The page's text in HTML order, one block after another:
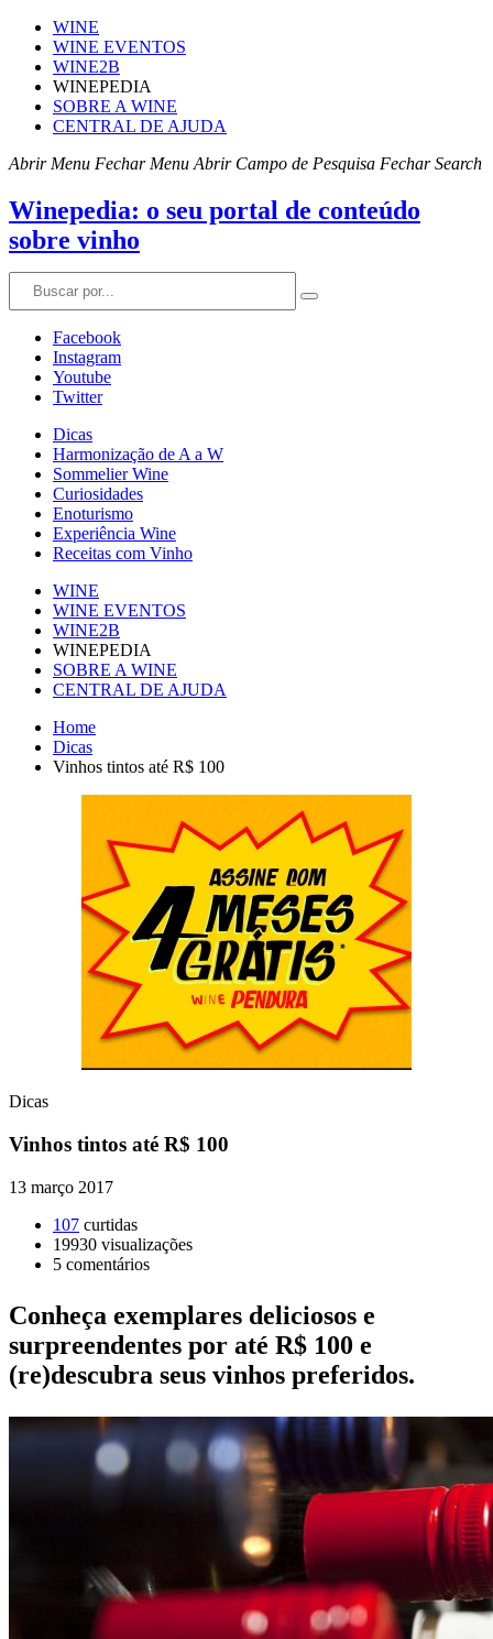
WINE
WINE EVENTOS
WINE2B
WINEPEDIA
SOBRE A WINE
CENTRAL DE AJUDA
Abrir Menu Fechar Menu Abrir Campo de Pesquisa Fechar Search
Winepedia: o seu portal de conteúdo
sobre vinho
Facebook
Instagram
Youtube
Twitter
Dicas
Harmonização de A a W
Sommelier Wine
Curiosidades
Enoturismo
Experiência Wine
Receitas com Vinho
WINE
WINE EVENTOS
WINE2B
WINEPEDIA
SOBRE A WINE
CENTRAL DE AJUDA
Home
Dicas
Vinhos tintos até R$ 100
Dicas
Vinhos tintos até R$ 100
13 março 2017
107 curtidas
19930 visualizações
5 comentários
Conheça exemplares deliciosos e
surpreendentes por até R$ 100 e
(re)descubra seus vinhos preferidos.